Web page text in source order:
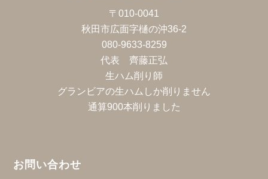
〒010-0041
秋田市広面字樋の沖36-2
080-9633-8259
代表 齊藤正弘
生ハム削り師
グランビアの生ハムしか削りません
通算900本削りました
お問い合わせ